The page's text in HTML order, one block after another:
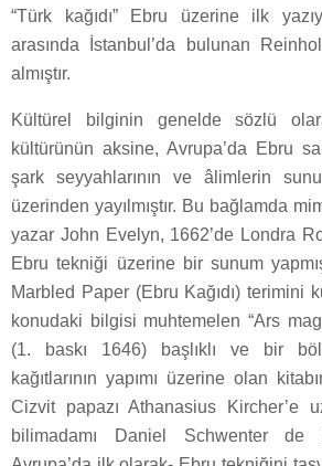
“Türk kağıdı” Ebru üzerine ilk
arasında İstanbul’da bulunan
almıştır.
Kültürel bilginin genelde sözlü
kültürünün aksine, Avrupa’da Ebru
şark seyyahlarının ve âlimlerin
üzerinden yayılmıştır. Bu bağlamda
yazar John Evelyn, 1662’de Londra
Ebru tekniği üzerine bir sunum
Marbled Paper (Ebru Kağıdı) terimini
konudaki bilgisi muhtemelen “Ars
(1. baskı 1646) başlıklı ve bir
kağıtlarının yapımı üzerine olan
Cizvit papazı Athanasius Kircher’e
bilimadamı Daniel Schwenter de